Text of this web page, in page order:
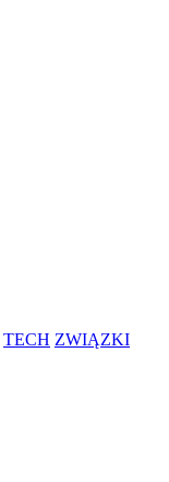
TECH ZWIĄZKI